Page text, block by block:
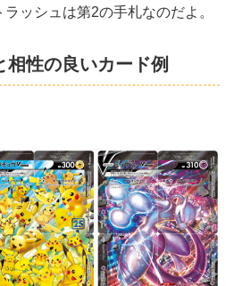
ッシュは第2の手札なのだよ。
相性の良いカード例